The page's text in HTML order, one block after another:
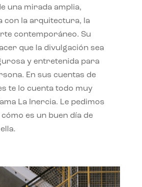
una mirada amplia,
con la arquitectura, la
contemporáneo. Su
que la divulgación sea
y entretenida para
En sus cuentas de
te lo cuenta todo muy
La Inercia. Le pedimos
es un buen día de